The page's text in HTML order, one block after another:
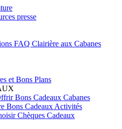
presse
FAQ Clairière aux Cabanes
et Bons Plans
Bons Cadeaux Cabanes
Bons Cadeaux Activités
Chèques Cadeaux